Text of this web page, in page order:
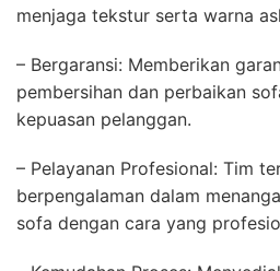
menjaga tekstur serta warna
– Bergaransi: Memberikan
pembersihan dan perbaikan
kepuasan pelanggan.
– Pelayanan Profesional: Tim
berpengalaman dalam
sofa dengan cara yang